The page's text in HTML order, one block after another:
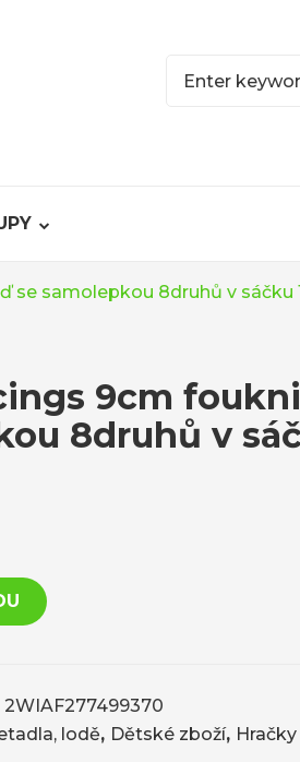
se samolepkou 8druhů v sáčku
9cm
8druhů v
2WIAF277499370
lodě, Dětské zboží, Hračky